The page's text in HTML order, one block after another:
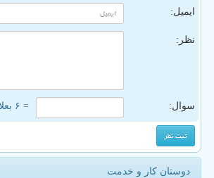
ایمیل:
نظر:
سوال: = ۶ بعلاوه ۳
دوستان کار و خدمت